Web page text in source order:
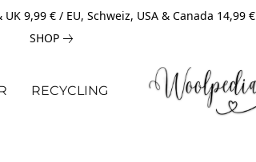
9,99 € / EU, Schweiz, USA & Canada 14,99 €
SHOP
RECYCLING